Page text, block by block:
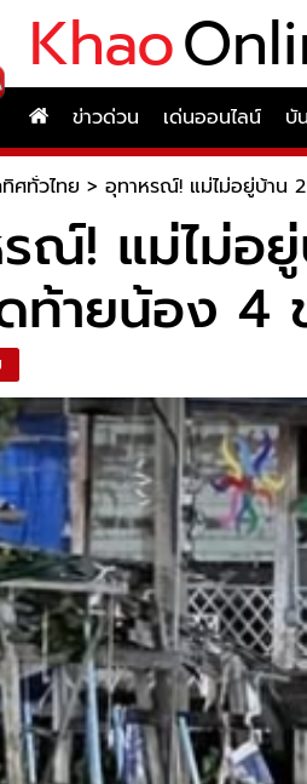
Khao
ข่าวด่วน เด่นออนไลน์ บั
ศทั่วไทย > อุทาหรณ์! แม่ไม่อยู่บ้าน
ณ์! แม่ไม่อ
ท้ายน้อง 4